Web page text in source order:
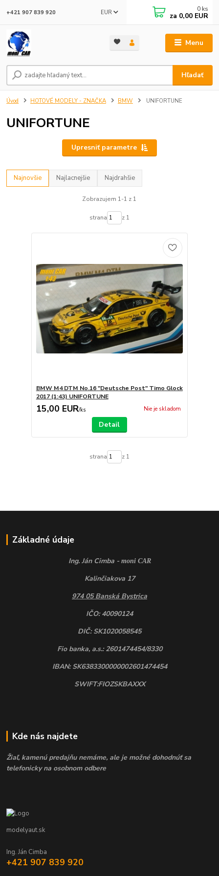
Menu
EUR
Hľadať
+421 907 839 920 0 ks
za 0,00 EUR
Úvod HOTOVÉ MODELY - ZNAČKA BMW UNIFORTUNE
UNIFORTUNE
Upresniť parametre
Najnovšie Najlacnejšie Najdrahšie
Zobrazujem 1-1 z 1
strana z 1
BMW M4 DTM No.16 "Deutsche Post" Timo Glock
2017 (1:43) UNIFORTUNE
15,00 EUR/ks Nie je skladom
Detail
strana z 1
Základné údaje
Ing. Ján Cimba - moni CAR
Kalinčiakova 17
974 05 Banská Bystrica
IČO: 40090124
DIČ: SK1020058545
Fio banka, a.s.: 2601474454/8330
IBAN: SK6383300000002601474454
SWIFT:FIOZSKBAXXX
Kde nás najdete
Žiaľ, kamenú predajňu nemáme, ale je možné dohodnúť sa
telefonicky na osobnom odbere
modelyaut.sk
Ing. Ján Cimba
+421 907 839 920